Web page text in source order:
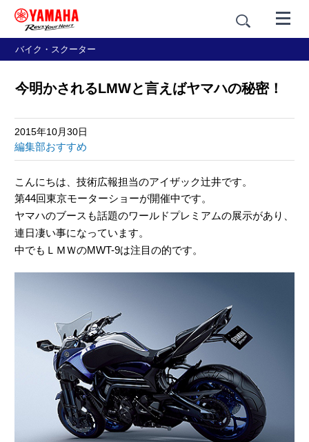
バイク・スクーター
今明かされるLMWと言えばヤマハの秘密！
2015年10月30日
編集部おすすめ
こんにちは、技術広報担当のアイザック辻井です。
第44回東京モーターショーが開催中です。
ヤマハのブースも話題のワールドプレミアムの展示があり、
連日凄い事になっています。
中でもＬＭＷのMWT-9は注目の的です。